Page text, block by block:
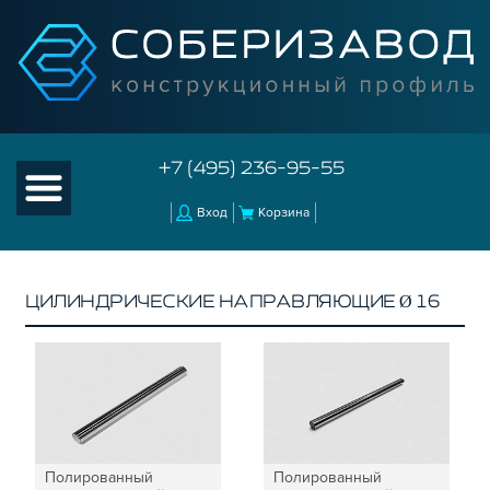
+7 (495) 236-95-55
Вход Корзина
КОНСТРУКЦИОННЫЙ ПРОФИЛЬ
КОМПЛЕКТУЮЩИЕ К ЧПУ
КОНСТРУКЦИОННЫЙ ПРОФИЛЬ ДЛЯ
ПРОФИЛЬНЫЕ НАПРАВЛЯЮЩИЕ
ЦИЛИНДРИЧЕСКИЕ НАПРАВЛЯЮЩИЕ Ø 16
Полированный
Полированный